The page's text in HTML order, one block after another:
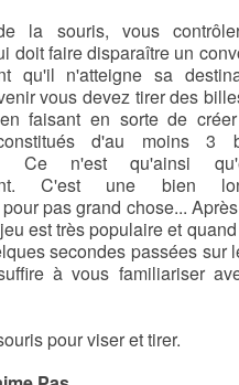
la souris, vous
doit faire disparaître un
qu'il n'atteigne sa
vous devez tirer des
faisant en sorte de
d'au moins 3
Ce n'est qu'ainsi
C'est une bien
pas grand chose...
est très populaire et
secondes passées sur
à vous familiariser
pour viser et tirer.